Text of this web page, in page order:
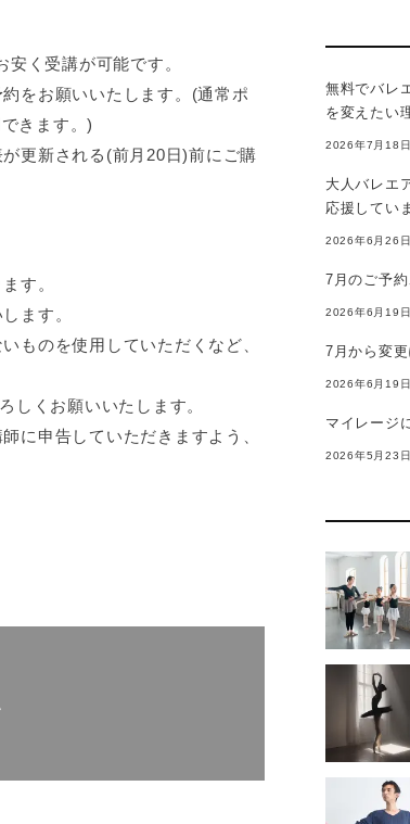
く受講が可能です。
をお願いいたします。(通常ポ
きます。)
更新される(前月20日)前にご購
す。
ます。
ものを使用していただくなど、
しくお願いいたします。
に申告していただきますよう、
無料でバレ
を変えたい
2026年7月18日
大人バレエ
応援してい
2026年6月26日
7月のご予
2026年6月19日
7月から変
2026年6月19日
マイレージ
2026年5月23日